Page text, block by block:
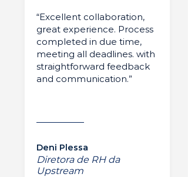
“Excellent collaboration,
great experience. Process
completed in due time,
meeting all deadlines. with
straightforward feedback
and communication.”
Deni Plessa
Diretora de RH da
Upstream